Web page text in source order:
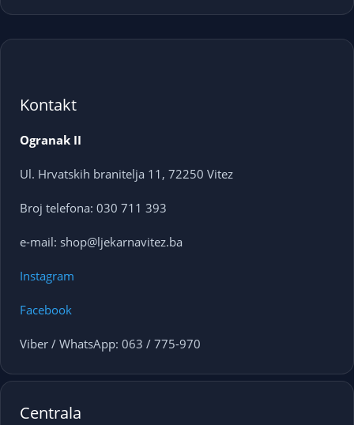
Kontakt
Ogranak II
Ul. Hrvatskih branitelja 11, 72250 Vitez
Broj telefona: 030 711 393
e-mail: shop@ljekarnavitez.ba
Instagram
Facebook
Viber / WhatsApp: 063 / 775-970
Centrala